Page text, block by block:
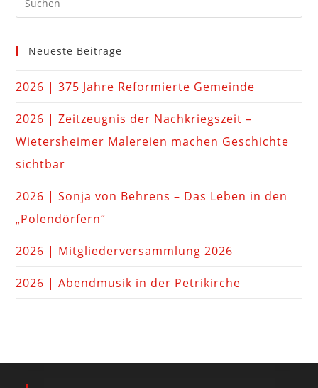
Neueste Beiträge
2026 | 375 Jahre Reformierte Gemeinde
2026 | Zeitzeugnis der Nachkriegszeit –
Wietersheimer Malereien machen Geschichte
sichtbar
2026 | Sonja von Behrens – Das Leben in den
„Polendörfern“
2026 | Mitgliederversammlung 2026
2026 | Abendmusik in der Petrikirche